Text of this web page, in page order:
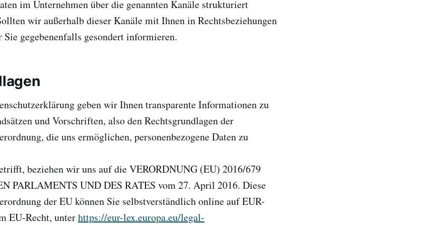
im Unternehmen über die genannten Kanäle strukturiert
wir außerhalb dieser Kanäle mit Ihnen in Rechtsbeziehungen
gegebenenfalls gesondert informieren.
geben wir Ihnen transparente Informationen zu
und Vorschriften, also den Rechtsgrundlagen der
die uns ermöglichen, personenbezogene Daten zu
beziehen wir uns auf die VERORDNUNG (EU) 2016/679
PARLAMENTS UND DES RATES vom 27. April 2016. Diese
der EU können Sie selbstverständlich online auf EUR-
EU-Recht, unterhttps://eur-lex.europa.eu/legal-